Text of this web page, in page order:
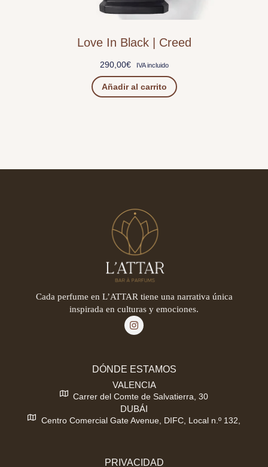
Love In Black | Creed
290,00€ IVA incluido
Añadir al carrito
Cada perfume en L’ATTAR tiene una narrativa única
inspirada en culturas y emociones.
DÓNDE ESTAMOS
VALENCIA
Carrer del Comte de Salvatierra, 30
DUBÁI
Centro Comercial Gate Avenue, DIFC, Local n.º 132,
PRIVACIDAD